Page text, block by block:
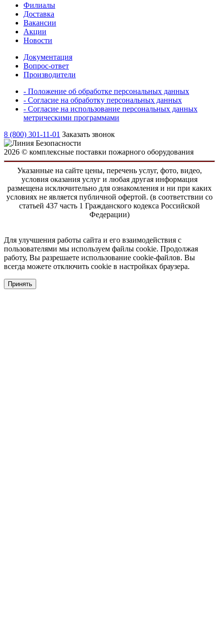
Филиалы
Доставка
Вакансии
Акции
Новости
Документация
Вопрос-ответ
Производители
- Положение об обработке персональных данных
- Согласие на обработку персональных данных
- Согласие на использование персональных данных
метрическими программами
8 (800) 301-11-01 Заказать звонок
2026 © комплексные поставки пожарного оборудования
Указанные на сайте цены, перечень услуг, фото, видео,
условия оказания услуг и любая другая информация
размещена исключительно для ознакомления и ни при каких
условиях не является публичной офертой. (в соответствии со
статьей 437 часть 1 Гражданского кодекса Российской
Федерации)
Для улучшения работы сайта и его взаимодействия с
пользователями мы используем файлы cookie. Продолжая
работу, Вы разрешаете использование cookie-файлов. Вы
всегда можете отключить cookie в настройках браузера.
Принять